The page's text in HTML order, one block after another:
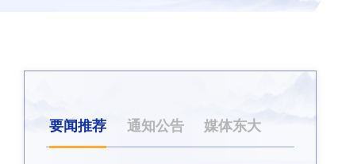
要闻推荐 通知公告 媒体东大